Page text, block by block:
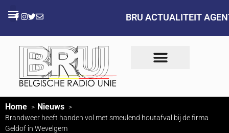
BRU ACTUALITEIT
Home Nieuws
Brandweer heeft handen vol met smeulend houtafval bij de firma
Geldof in Wevelgem